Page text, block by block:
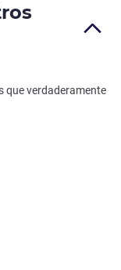
que verdaderamente